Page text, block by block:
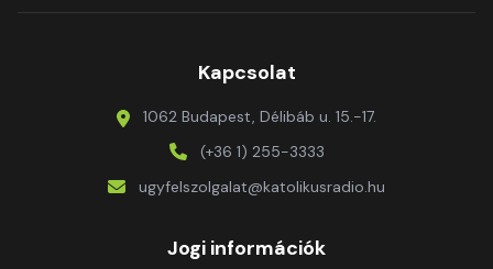
Kapcsolat
1062 Budapest, Délibáb u. 15.-17.
(+36 1) 255-3333
ugyfelszolgalat@katolikusradio.hu
Jogi információk